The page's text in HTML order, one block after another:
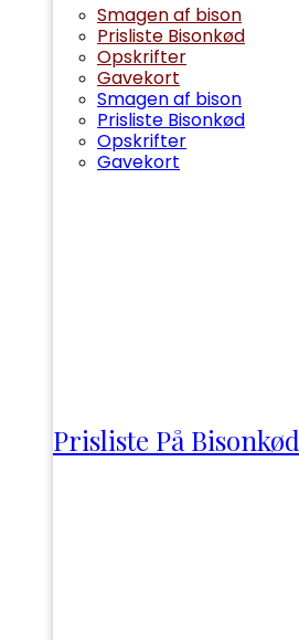
Smagen af bison
Prisliste Bisonkød
Opskrifter
Gavekort
Smagen af bison
Prisliste Bisonkød
Opskrifter
Gavekort
Prisliste På Bisonkød